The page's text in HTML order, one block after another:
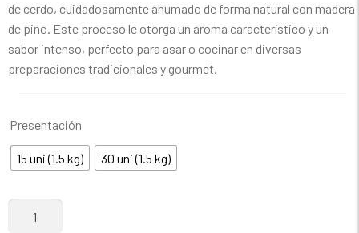
de cerdo, cuidadosamente ahumado de forma natural con madera
de pino. Este proceso le otorga un aroma característico y un
sabor intenso, perfecto para asar o cocinar en diversas
preparaciones tradicionales y gourmet.
Presentación
15 uni (1.5 kg) 30 uni (1.5 kg)